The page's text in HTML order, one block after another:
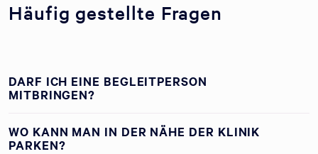
Häufig gestellte Fragen
DARF ICH EINE BEGLEITPERSON
MITBRINGEN?
WO KANN MAN IN DER NÄHE DER KLINIK
PARKEN?